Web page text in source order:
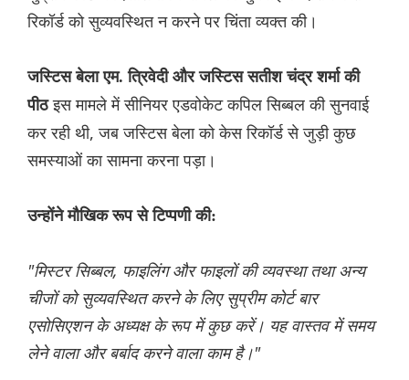
रिकॉर्ड को सुव्यवस्थित न करने पर चिंता व्यक्त की।
जस्टिस बेला एम. त्रिवेदी और जस्टिस सतीश चंद्र शर्मा की
पीठइस मामले में सीनियर एडवोकेट कपिल सिब्बल की सुनवाई
कर रही थी, जब जस्टिस बेला को केस रिकॉर्ड से जुड़ी कुछ
समस्याओं का सामना करना पड़ा।
उन्होंने मौखिक रूप से टिप्पणी की:
"मिस्टर सिब्बल, फाइलिंग और फाइलों की व्यवस्था तथा अन्य
चीजों को सुव्यवस्थित करने के लिए सुप्रीम कोर्ट बार
एसोसिएशन के अध्यक्ष के रूप में कुछ करें। यह वास्तव में समय
लेने वाला और बर्बाद करने वाला काम है।"